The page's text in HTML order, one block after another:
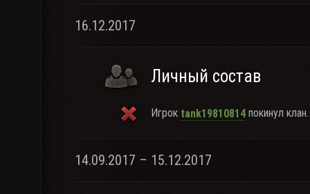
16.12.2017
Личный состав
Игрок tank19810814 покинул клан.
14.09.2017 – 15.12.2017